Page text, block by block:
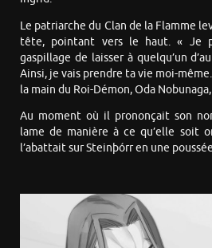
Le patriarche du Clan de la Flamme
tête, pointant vers le haut. « Je
gaspillage de laisser à quelqu’un
Ainsi, je vais prendre ta vie moi-
la main du Roi-Démon, Oda
Au moment où il prononçait son
lame de manière à ce qu’elle soit
l’abattait sur Steinþórr en une